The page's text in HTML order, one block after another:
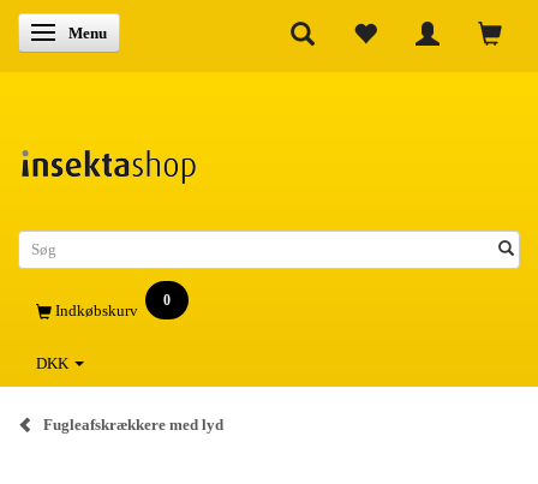
Skifte navigation
Menu
Indkøbskurv
0
DKK
Fugleafskrækkere med lyd